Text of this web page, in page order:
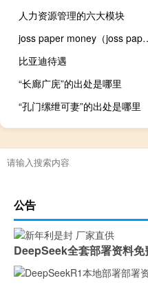
人力资源管理的六大模块
joss paper
比亚迪待遇
“长廊广庑”的出处是哪里
“孔门缧绁可妻”的出处是哪里
公告
DeepSeek全套部署资料免